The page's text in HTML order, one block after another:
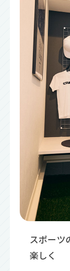
スポーツ
楽しく